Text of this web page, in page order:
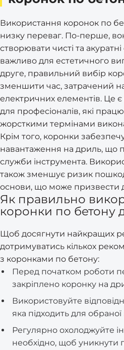
Використання коронок по
низку переваг. По-перше,
створювати чисті та
важливо для естетичного
друге, правильний вибір
зменшити час, затрачений
електричних елементів. Це
для професіоналів, які
жорсткими термінами
Крім того, коронки
навантаження на дриль, що
служби інструмента.
також зменшує ризик
основи, що може призвести
Як правильно
коронки по бетону
Щоб досягнути найкращих
дотримуватись кількох
з коронками по бетону:
Перед початком роботи
закріплено коронку на
Використовуйте
яка підходить для
Регулярно охолоджуйте
необхідно, щоб уникнути